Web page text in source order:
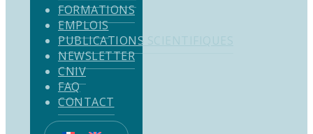
FORMATIONS
EMPLOIS
PUBLICATIONS SCIENTIFIQUES
NEWSLETTER
CNIV
FAQ
CONTACT